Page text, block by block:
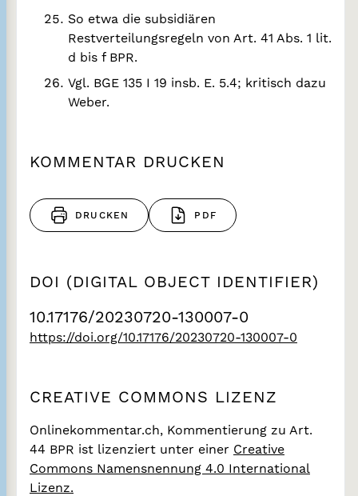
So etwa die subsidiären
Restverteilungsregeln von Art. 41 Abs. 1 lit.
d bis f BPR.
Vgl. BGE 135 I 19 insb. E. 5.4; kritisch dazu
Weber.
KOMMENTAR DRUCKEN
DRUCKEN PDF
DOI (DIGITAL OBJECT IDENTIFIER)
10.17176/20230720-130007-0
https://doi.org/10.17176/20230720-130007-0
CREATIVE COMMONS LIZENZ
Onlinekommentar.ch, Kommentierung zu Art.
44 BPR ist lizenziert unter einer Creative
Commons Namensnennung 4.0 International
Lizenz.